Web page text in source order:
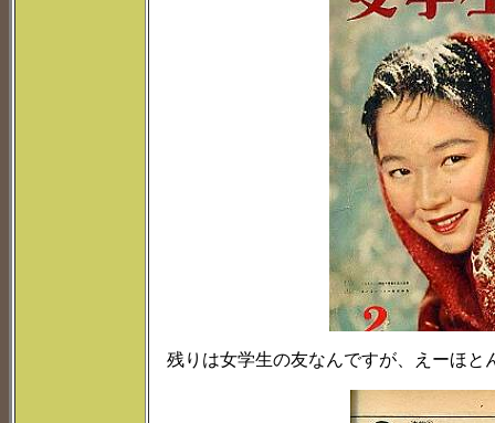
残りは女学生の友なんですが、えーほと